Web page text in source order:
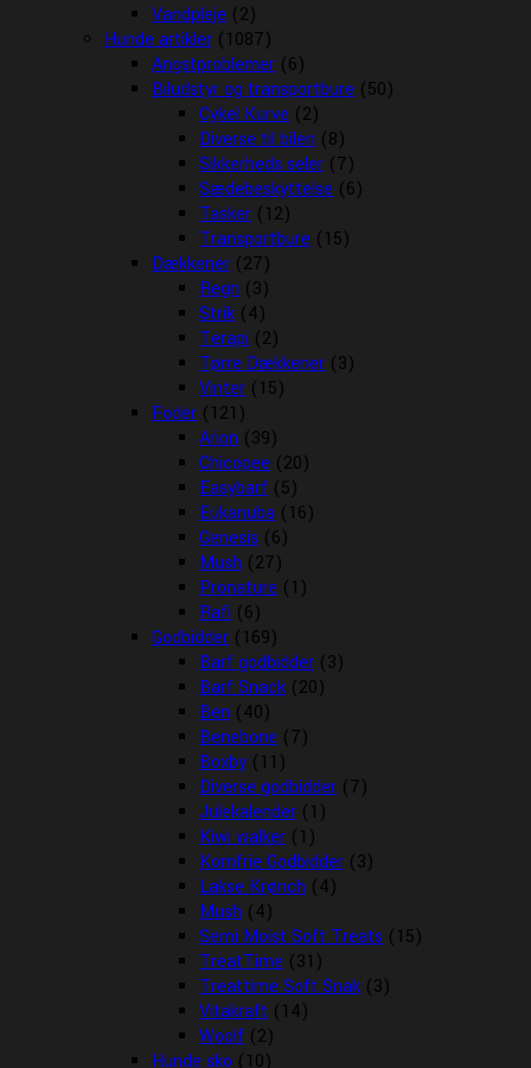
Vandpleje (2)
Hunde artikler (1087)
Angstproblemer (6)
Biludstyr og transportbure (50)
Cykel Kurve (2)
Diverse til bilen (8)
Sikkerheds seler (7)
Sædebeskyttelse (6)
Tasker (12)
Transportbure (15)
Dækkener (27)
Regn (3)
Strik (4)
Terapi (2)
Tørre Dækkener (3)
Vinter (15)
Foder (121)
Arion (39)
Chicopee (20)
Easybarf (5)
Eukanuba (16)
Genesis (6)
Mush (27)
Pronature (1)
Rafi (6)
Godbidder (169)
Barf godbidder (3)
Barf Snack (20)
Ben (40)
Benebone (7)
Boxby (11)
Diverse godbidder (7)
Julekalender (1)
Kiwi walker (1)
Kornfrie Godbidder (3)
Lakse Krønch (4)
Mush (4)
Semi Moist Soft Treats (15)
TreatTime (31)
Treattime Soft Snak (3)
Vitakraft (14)
Woolf (2)
Hunde sko (10)